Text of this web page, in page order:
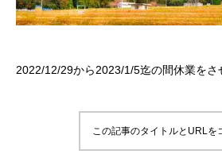
2022/12/29から2023/1/5迄の間休業をさ
この記事のタイトルとURLを